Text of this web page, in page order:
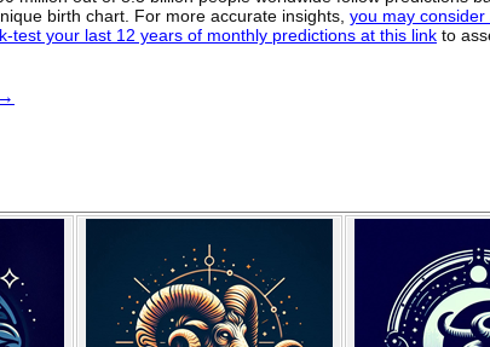
birth chart. For more accurate insights, you may
test your last 12 years of monthly predictions at this link to
→